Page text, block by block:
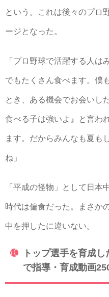
という。これは後々のプロ
ージとなった。
「プロ野球で活躍する人は
でもたくさん食べます。僕
とき、ある機会でお会いし
食べる子は強いよ』と言わ
ます。だからみんなも夏も
ね」
「平成の怪物」として日本
時代は偏食だった。まさか
中を押したに違いない。
トップ選手を育成
で指導・育成動画